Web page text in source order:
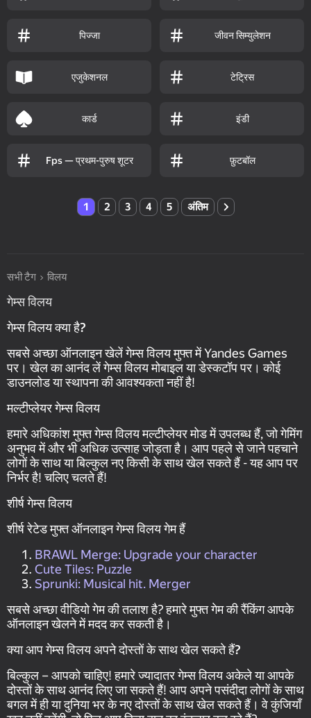
पिज्जा जीवन सिम्युलेशन
एजुकेशनल टेट्रिस
कार्ड इंडी
Fps — प्रथम-पुरुष शूटर फ़ुटबॉल
1 2 3 4 5 अंतिम
सभी टैग विलय
गेम्स विलय
गेम्स विलय क्या है?
सबसे अच्छा ऑनलाइन खेलें गेम्स विलय मुफ्त में Yandes Games
पर। खेल का आनंद लें गेम्स विलय मोबाइल या डेस्कटॉप पर। कोई
डाउनलोड या स्थापना की आवश्यकता नहीं है!
मल्टीप्लेयर गेम्स विलय
हमारे अधिकांश मुफ्त गेम्स विलय मल्टीप्लेयर मोड में उपलब्ध हैं, जो गेमिंग
अनुभव में और भी अधिक उत्साह जोड़ता है। आप पहले से जाने पहचाने
लोगों के साथ या बिल्कुल नए किसी के साथ खेल सकते हैं - यह आप पर
निर्भर है! चलिए चलते हैं!
शीर्ष गेम्स विलय
शीर्ष रेटेड मुफ्त ऑनलाइन गेम्स विलय गेम हैं
BRAWL Merge: Upgrade your character
Cute Tiles: Puzzle
Sprunki: Musical hit. Merger
सबसे अच्छा वीडियो गेम की तलाश है? हमारे मुफ्त गेम की रैंकिंग आपके
ऑनलाइन खेलने में मदद कर सकती है।
क्या आप गेम्स विलय अपने दोस्तों के साथ खेल सकते हैं?
बिल्कुल – आपको चाहिए! हमारे ज्यादातर गेम्स विलय अकेले या आपके
दोस्तों के साथ आनंद लिए जा सकते हैं! आप अपने पसंदीदा लोगों के साथ
बगल में ही या दुनिया भर के नए दोस्तों के साथ खेल सकते हैं। वे कुंजियाँ